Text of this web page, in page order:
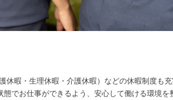
暇・生理休暇・介護休暇）などの休暇制度も充
でお仕事ができるよう、安心して働ける環境を